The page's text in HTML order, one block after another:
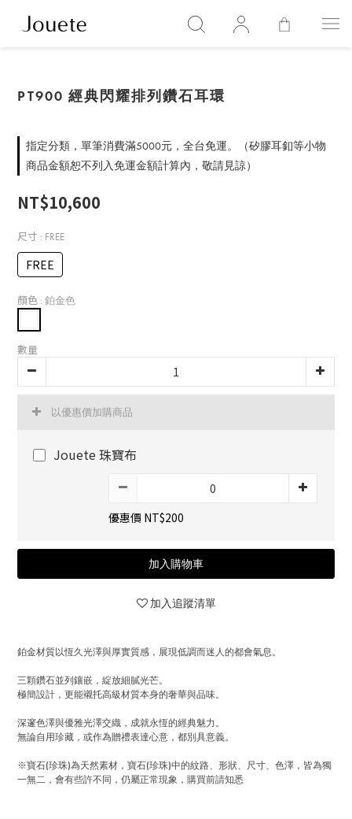
PT900 經典閃耀排列鑽石耳環
指定分類，單筆消費滿5000元，全台免運。（矽膠耳釦等小物
商品金額恕不列入免運金額計算內，敬請見諒）
NT$10,600
尺寸 : FREE
FREE
顏色 : 鉑金色
數量
以優惠價加購商品
Jouete 珠寶布
優惠價 NT$200
加入購物車
加入追蹤清單
鉑金材質以恆久光澤與厚實質感，展現低調而迷人的都會氣息。
三顆鑽石並列鑲嵌，綻放細膩光芒。
極簡設計，更能襯托高級材質本身的奢華與品味。
深邃色澤與優雅光澤交織，成就永恆的經典魅力。
無論自用珍藏，或作為贈禮表達心意，都別具意義。
※寶石(珍珠)為天然素材，寶石(珍珠)中的紋路、形狀、尺寸、色澤，皆為獨
一無二，會有些許不同，仍屬正常現象，購買前請知悉